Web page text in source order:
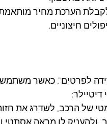
הערכת מחיר מותאמת
חיצוניים.
לפרטים". כאשר
של הרכב, לשדרג את